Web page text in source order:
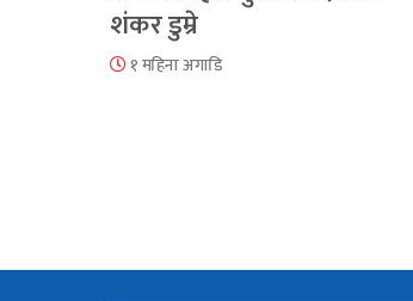
शंकर डुम्रे
१ महिना अगाडि